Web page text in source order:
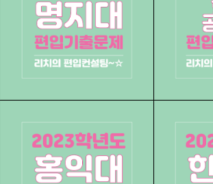
모집요강,경쟁률,합격점수,추가합격 등 편입정보 제
구독하기
구독하기 카카오톡 라